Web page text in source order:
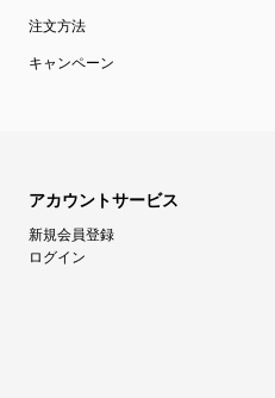
注文方法
キャンペーン
アカウントサービス
新規会員登録
ログイン